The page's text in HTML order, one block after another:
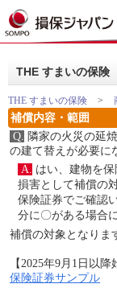
THE すまいの保険
THE すまいの保険 >
補償内容・範囲
Q. 隣家の火災の延
の建て替えが必要に
A. はい、建物を
損害として補償の
保険証券でご確認
分に〇がある場合
補償の対象となりま
【2025年9月1日以降
保険証券サンプル